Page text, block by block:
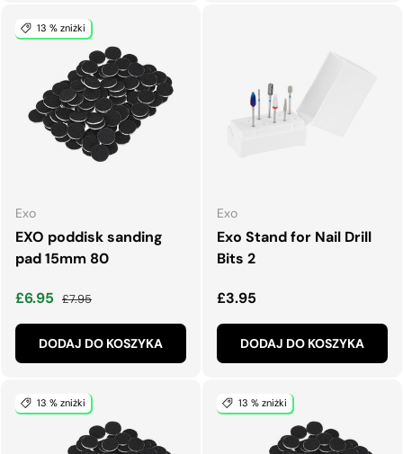
13 % zniżki
Exo
EXO poddisk sanding
pad 15mm 80
Cena wyprzedaży
£6.95 Normalna cena
£7.95
DODAJ DO KOSZYKA
Exo
Exo Stand for Nail Drill
Bits 2
Normalna cena
£3.95
DODAJ DO KOSZYKA
13 % zniżki 13 % zniżki